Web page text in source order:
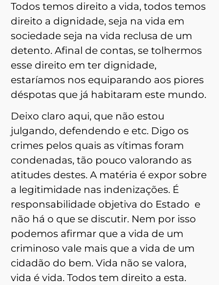
Todos temos direito a vida, todos temos
direito a dignidade, seja na vida em
sociedade seja na vida reclusa de um
detento. Afinal de contas, se tolhermos
esse direito em ter dignidade,
estaríamos nos equiparando aos piores
déspotas que já habitaram este mundo.
Deixo claro aqui, que não estou
julgando, defendendo e etc. Digo os
crimes pelos quais as vítimas foram
condenadas, tão pouco valorando as
atitudes destes. A matéria é expor sobre
a legitimidade nas indenizações. É
responsabilidade objetiva do Estado e
não há o que se discutir. Nem por isso
podemos afirmar que a vida de um
criminoso vale mais que a vida de um
cidadão do bem. Vida não se valora,
vida é vida. Todos tem direito a esta.